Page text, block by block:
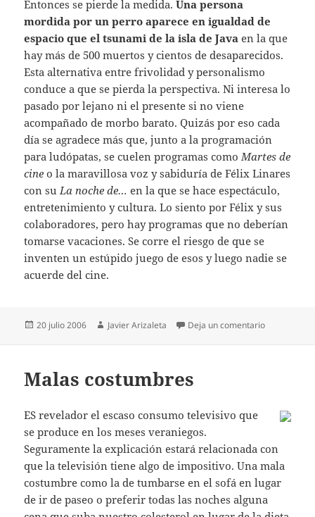
Entonces se pierde la medida.Una persona
mordida por un perro aparece en igualdad de
espacio que el tsunami de la isla de Java en la que
hay más de 500 muertos y cientos de desaparecidos.
Esta alternativa entre frivolidad y personalismo
conduce a que se pierda la perspectiva. Ni interesa lo
pasado por lejano ni el presente si no viene
acompañado de morbo barato. Quizás por eso cada
día se agradece más que, junto a la programación
para ludópatas, se cuelen programas como Martes de
cine o la maravillosa voz y sabiduría de Félix Linares
con su La noche de… en la que se hace espectáculo,
entretenimiento y cultura. Lo siento por Félix y sus
colaboradores, pero hay programas que no deberían
tomarse vacaciones. Se corre el riesgo de que se
inventen un estúpido juego de esos y luego nadie se
acuerde del cine.
Publicado
20 julio 2006 Autor
Javier Arizaleta Deja un comentarioen Más
Malas costumbres
ES revelador el escaso consumo televisivo que
se produce en los meses veraniegos.
Seguramente la explicación estará relacionada con
que la televisión tiene algo de impositivo. Una mala
costumbre como la de tumbarse en el sofá en lugar
de ir de paseo o preferir todas las noches alguna